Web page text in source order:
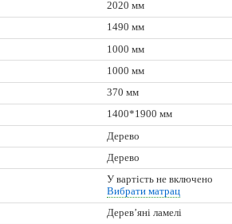
2020 мм
1490 мм
1000 мм
1000 мм
370 мм
1400*1900 мм
Дерево
Дерево
У вартість не включено
Вибрати матрац
Дерев’яні ламелі